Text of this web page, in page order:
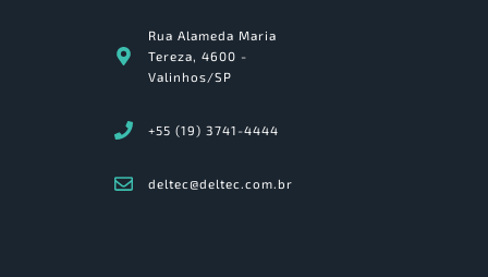
Rua Alameda Maria
Tereza, 4600 -
Valinhos/SP
+55 (19) 3741-4444
deltec@deltec.com.br